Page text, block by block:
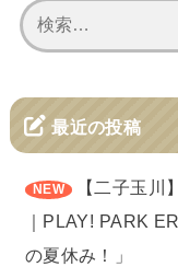
最近の投稿
【二子玉川
｜PLAY! PARK
の夏休み！」